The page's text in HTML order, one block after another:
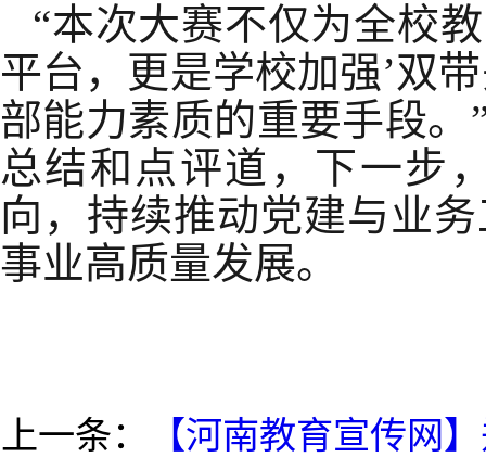
“本次大赛不仅为全校
平台，更是学校加强’双
部能力素质的重要手段
总结和点评道，下一步
向，持续推动党建与业
事业高质量发展。
上一条： 【河南教育宣传网